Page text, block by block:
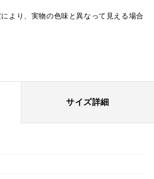
より、実物の色味と異なって見える場合
サイズ詳細